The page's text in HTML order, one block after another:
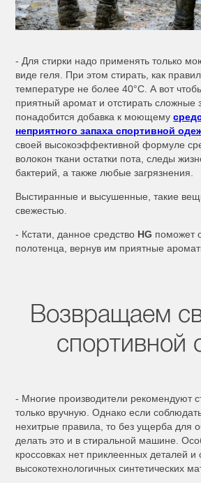
- Для стирки надо применять только
виде геля. При этом стирать, как
температуре не более 40°С. А вот
приятный аромат и отстирать сложные
понадобится добавка к моющему
неприятного запаха спортивной
своей высокоэффективной формуле
волокон ткани остатки пота, следы
бактерий, а также любые загрязнения.
Выстиранные и высушенные, такие
свежестью.
- Кстати, данное средство HG поможет
полотенца, вернув им приятные
Возвращаем
спортивной
- Многие производители рекомендуют
только вручную. Однако если
нехитрые правила, то без ущерба для
делать это и в стиральной машине.
кроссовках нет приклеенных деталей
высокотехнологичных синтетических